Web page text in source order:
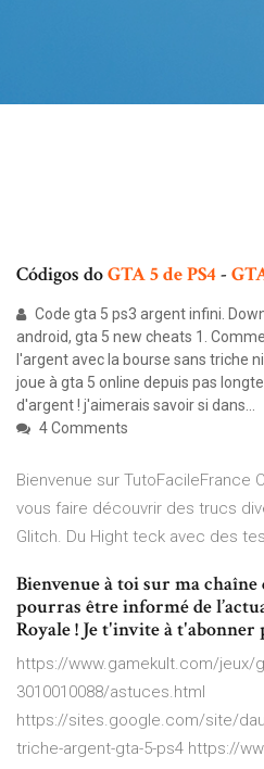
Códigos doGTA5dePS4-
Code gta 5 ps3 argent infini.
android, gta 5 new cheats 1.
l'argent avec la bourse sans triche
joue à gta 5 online depuis pas
d'argent ! j'aimerais savoir si dans...
4 Comments
Bienvenue sur TutoFacileFrance
vous faire découvrir des trucs
Glitch. Du Hight teck avec des
Bienvenue à toi sur ma
pourras être informé de
Royale ! Je t'invite à
https://www.gamekult.com/jeux/
3010010088/astuces.html
https://sites.google.com/site/
triche-argent-gta-5-ps4 https://